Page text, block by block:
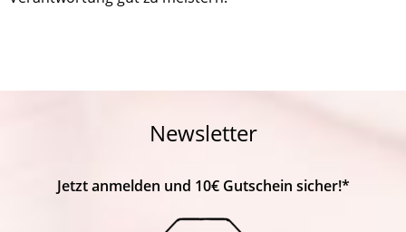
Newsletter
Jetzt anmelden und 10€ Gutschein sicher!*